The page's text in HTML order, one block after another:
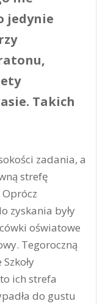
jedynie
Takich
zadania, a
strefę
Oprócz
zyskania były
oświatowe
Tegoroczną
ich strefa
do gustu